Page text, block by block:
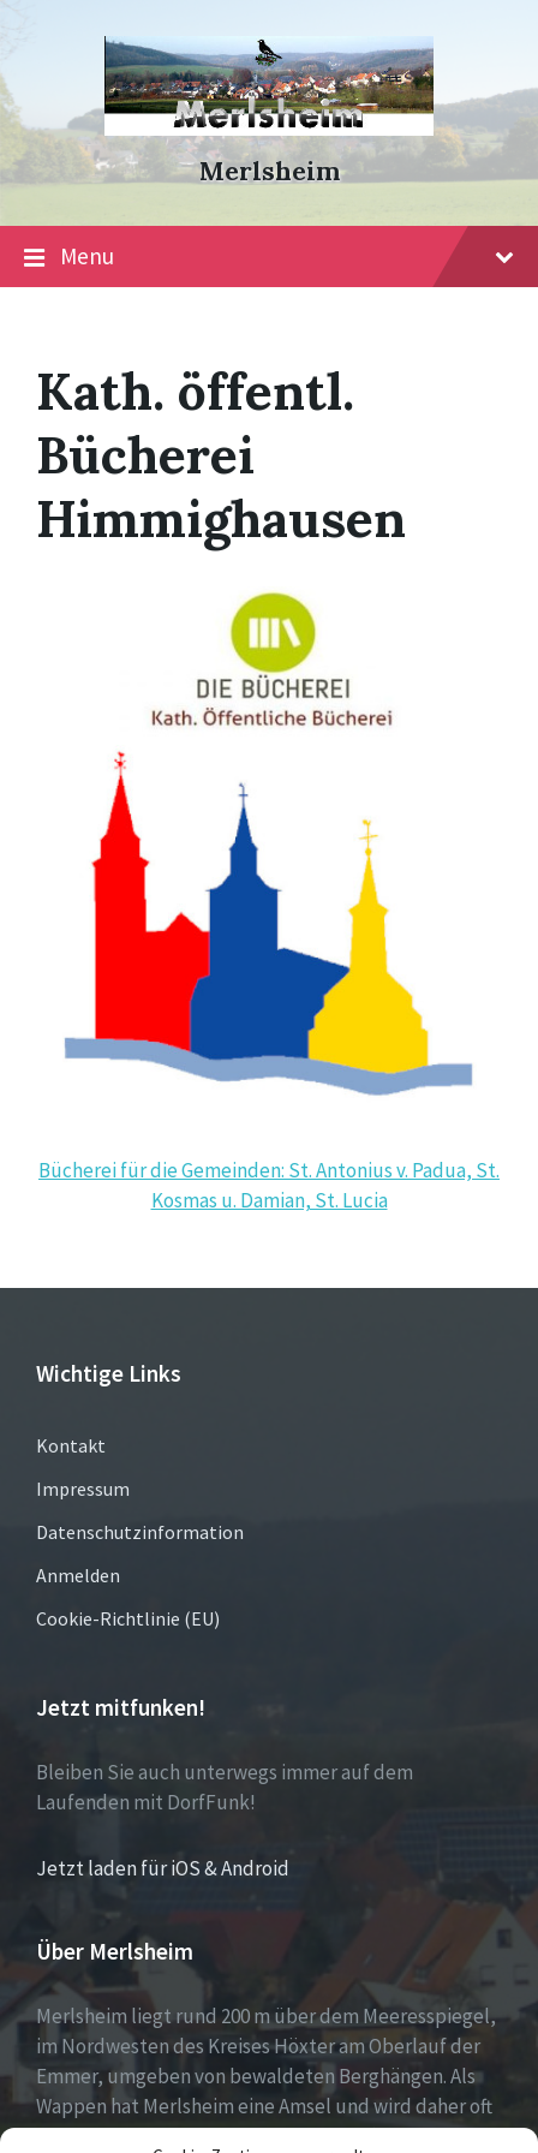
navigation
Merlsheim
Menu
Kath. öffentl.
Bücherei
Himmighausen
Bücherei für die Gemeinden: St. Antonius v. Padua, St.
Kosmas u. Damian, St. Lucia
Wichtige Links
Kontakt
Impressum
Datenschutzinformation
Anmelden
Cookie-Richtlinie (EU)
Jetzt mitfunken!
Bleiben Sie auch unterwegs immer auf dem
Laufenden mit DorfFunk!
Jetzt laden für iOS & Android
Über Merlsheim
Merlsheim liegt rund 200 m über dem Meeresspiegel,
im Nordwesten des Kreises Höxter am Oberlauf der
Emmer, umgeben von bewaldeten Berghängen. Als
Wappen hat Merlsheim eine Amsel und wird daher oft
auch liebevoll das Amseldorf genannt. (Merle = Amsel